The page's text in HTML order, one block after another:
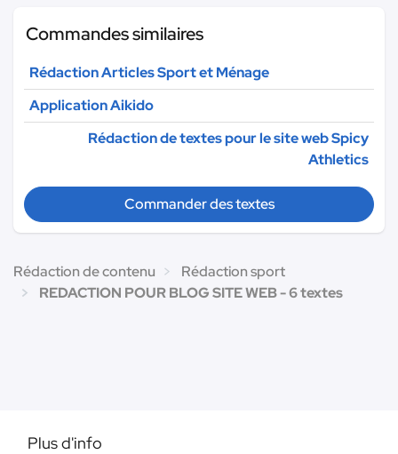
Commandes similaires
Rédaction Articles Sport et Ménage
Application Aikido
Rédaction de textes pour le site web Spicy
Athletics
Commander des textes
Rédaction de contenu
Rédaction sport
REDACTION POUR BLOG SITE WEB - 6 textes
Plus d'info